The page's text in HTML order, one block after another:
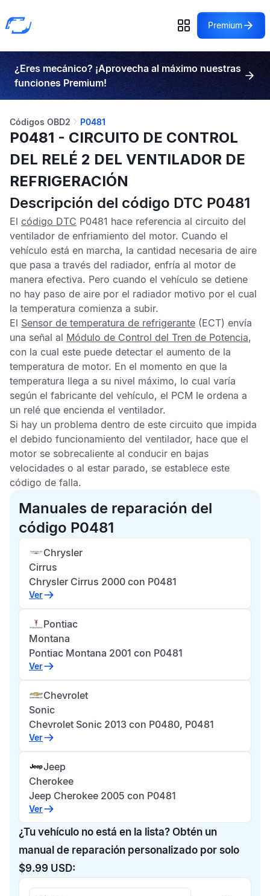
Premium
¿Eres mecánico? ¡Aprovecha al máximo nuestras
funciones Premium!
Códigos OBD2 P0481
P0481 - CIRCUITO DE CONTROL
DEL RELÉ 2 DEL VENTILADOR DE
REFRIGERACIÓN
Descripción del código DTC P0481
El código DTC P0481 hace referencia al circuito del
ventilador de enfriamiento del motor. Cuando el
vehículo está en marcha, la cantidad necesaria de aire
que pasa a través del radiador, enfría al motor de
manera efectiva. Pero cuando el vehículo se detiene
no hay paso de aire por el radiador motivo por el cual
la temperatura comienza a subir.
El Sensor de temperatura de refrigerante (ECT) envía
una señal al Módulo de Control del Tren de Potencia,
con la cual este puede detectar el aumento de la
temperatura de motor. En el momento en que la
temperatura llega a su nivel máximo, lo cual varía
según el fabricante del vehículo, el PCM le ordena a
un relé que encienda el ventilador.
Si hay un problema dentro de este circuito que impida
el debido funcionamiento del ventilador, hace que el
motor se sobrecaliente al conducir en bajas
velocidades o al estar parado, se establece este
código de falla.
Manuales de reparación del
código P0481
Chrysler
Cirrus
Chrysler Cirrus 2000 con P0481
Ver
Pontiac
Montana
Pontiac Montana 2001 con P0481
Ver
Chevrolet
Sonic
Chevrolet Sonic 2013 con P0480, P0481
Ver
Jeep
Cherokee
Jeep Cherokee 2005 con P0481
Ver
¿Tu vehículo no está en la lista? Obtén un
manual de reparación personalizado por solo
$9.99 USD: